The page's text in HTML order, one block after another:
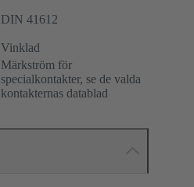
DIN 41612
Vinklad
Märkström för
specialkontakter, se de valda
kontakternas datablad